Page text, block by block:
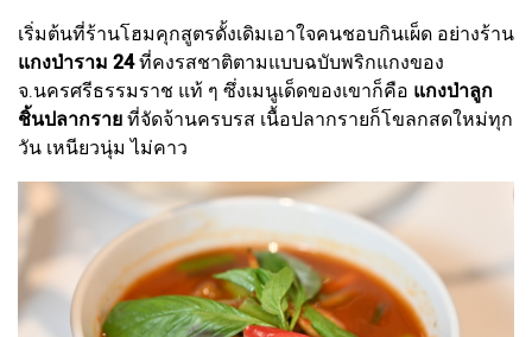
เริ่มต้นที่ร้านโฮมคุกสูตรดั้งเดิมเอาใจคนชอบกินเผ็ด อย่างร้าน
แกงป่าราม 24ที่คงรสชาติตามแบบฉบับพริกแกงของ
จ.นครศรีธรรมราช แท้ ๆ ซึ่งเมนูเด็ดของเขาก็คือ แกงป่าลูก
ชิ้นปลากราย ที่จัดจ้านครบรส เนื้อปลากรายก็โขลกสดใหม่ทุก
วัน เหนียวนุ่ม ไม่คาว